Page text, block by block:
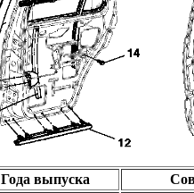
Года выпуска